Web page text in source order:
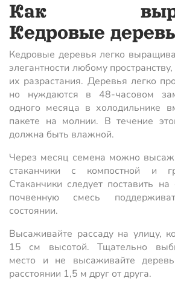
Как
Кедровые
Кедровые деревья легко
элегантности любому
их разрастания. Деревья легко
но нуждаются в 48-часовом
одного месяца в холодильнике
пакете на молнии. В течение
должна быть влажной.
Через месяц семена можно
стаканчики с компостной и
Стаканчики следует поставить
почвенную смесь
состоянии.
Высаживайте рассаду на улицу,
15 см высотой. Тщательно
место и не высаживайте
расстоянии 1,5 м друг от друга.